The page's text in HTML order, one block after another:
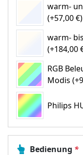
warm-
(+57,00 €)
warm-
(+184,00
RGB
Modis
Philips
Bedienung *